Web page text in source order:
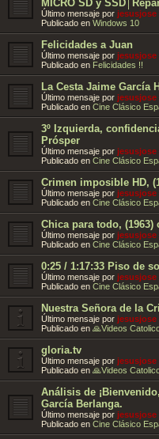
MICRO SD y
Último mensaje por jesusjose
Publicado en Windows 10
Felicidades a Juan
Último mensaje por jesusjose
Publicado en Felicidades !!
La Cesta Jaime García
Último mensaje por jesusjose
Publicado en Cine Clásico
3º Izquierda,
Prósper
Último mensaje por jesusjose
Publicado en Cine Clásico
Crimen imposible HD,
Último mensaje por jesusjose
Publicado en Cine Clásico
Chica para todo,
Último mensaje por jesusjose
Publicado en Cine Clásico
0:25 / 1:17:33 Piso de
Último mensaje por jesusjose
Publicado en Cine Clásico
Nuestra Señora de la
Último mensaje por jesusjose
Publicado en 🙏Videos
gloria.tv
Último mensaje por jesusjose
Publicado en 🙏Videos
Análisis de
García Berlanga.
Último mensaje por jesusjose
Publicado en Cine Clásico